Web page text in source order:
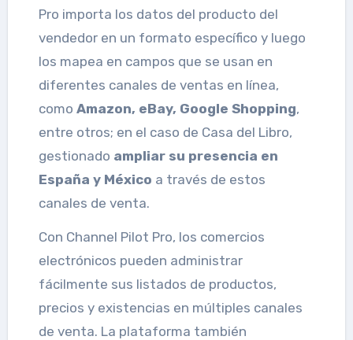
Pro importa los datos del producto del
vendedor en un formato específico y luego
los mapea en campos que se usan en
diferentes canales de ventas en línea,
comoAmazon, eBay, Google Shopping,
entre otros; en el caso de Casa del Libro,
gestionado ampliar su presencia en
España y México a través de estos
canales de venta.
Con Channel Pilot Pro, los comercios
electrónicos pueden administrar
fácilmente sus listados de productos,
precios y existencias en múltiples canales
de venta. La plataforma también